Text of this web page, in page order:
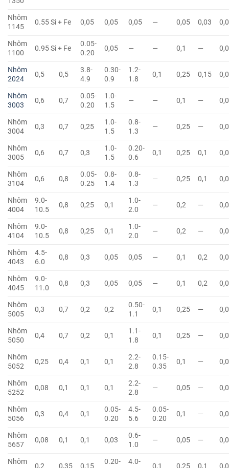
Nhôm
1145
0.55 Si + Fe 0,05 0,05 0,05 — 0,05 0,03
Nhôm
1100
0.95 Si + Fe
0.05-
0.20
0,05 — — 0,1 —
Nhôm
2024
0,5 0,5
3.8-
4.9
0.30-
0.9
1.2-
1.8
0,1 0,25 0,15
Nhôm
3003
0,6 0,7
0.05-
0.20
1.0-
1.5
— — 0,1 —
Nhôm
3004
0,3 0,7 0,25
1.0-
1.5
0.8-
1.3
— 0,25 —
Nhôm
3005
0,6 0,7 0,3
1.0-
1.5
0.20-
0.6
0,1 0,25 0,1
Nhôm
3104
0,6 0,8
0.05-
0.25
0.8-
1.4
0.8-
1.3
— 0,25 0,1
Nhôm
4004
9.0-
10.5
0,8 0,25 0,1
1.0-
2.0
— 0,2 —
Nhôm
4104
9.0-
10.5
0,8 0,25 0,1
1.0-
2.0
— 0,2 —
Nhôm
4043
4.5-
6.0
0,8 0,3 0,05 0,05 — 0,1 0,2
Nhôm
4045
9.0-
11.0
0,8 0,3 0,05 0,05 — 0,1 0,2
Nhôm
5005
0,3 0,7 0,2 0,2
0.50-
1.1
0,1 0,25 —
Nhôm
5050
0,4 0,7 0,2 0,1
1.1-
1.8
0,1 0,25 —
Nhôm
5052
0,25 0,4 0,1 0,1
2.2-
2.8
0.15-
0.35
0,1 —
Nhôm
5252
0,08 0,1 0,1 0,1
2.2-
2.8
— 0,05 —
Nhôm
5056
0,3 0,4 0,1
0.05-
0.20
4.5-
5.6
0.05-
0.20
0,1 —
Nhôm
5657
0,08 0,1 0,1 0,03
0.6-
1.0
— 0,05 —
Nhôm
0,2 0,35 0,15
0.20-
4.0-
0,1 0,25 0,1